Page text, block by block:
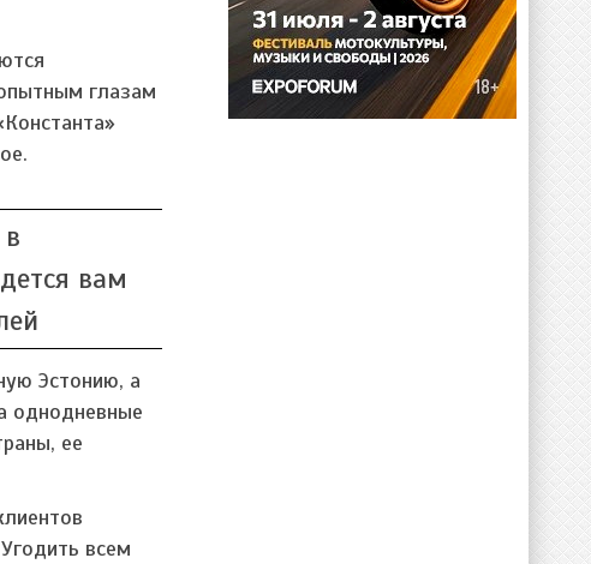
глазам
вам
Эстонию, а
однодневные
ее
всем